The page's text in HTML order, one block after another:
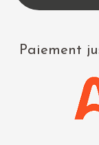
Paiement